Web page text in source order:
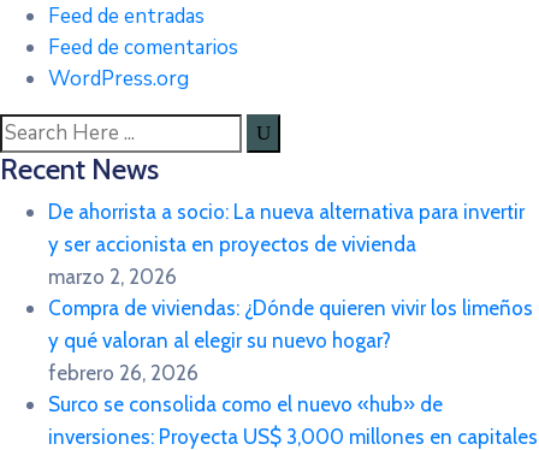
Feed de entradas
Feed de comentarios
WordPress.org
Recent News
De ahorrista a socio: La nueva alternativa para invertir
y ser accionista en proyectos de vivienda
marzo 2, 2026
Compra de viviendas: ¿Dónde quieren vivir los limeños
y qué valoran al elegir su nuevo hogar?
febrero 26, 2026
Surco se consolida como el nuevo «hub» de
inversiones: Proyecta US$ 3,000 millones en capitales